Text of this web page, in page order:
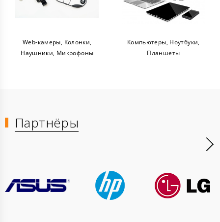
Web-камеры, Колонки,
Наушники, Микрофоны
Компьютеры, Ноутбуки,
Планшеты
Партнёры